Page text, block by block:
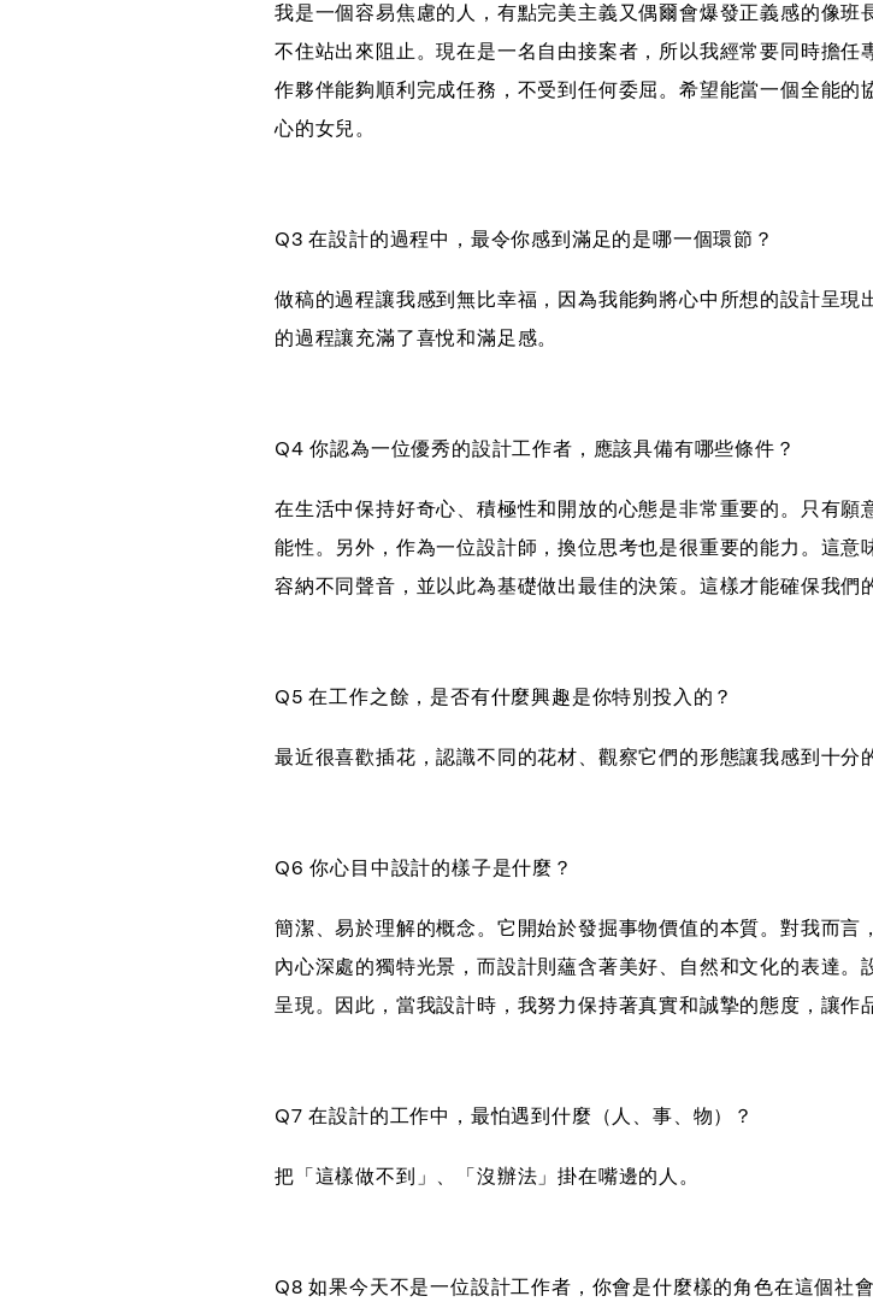
我是一個容易焦慮的人，有點完美主義又偶爾會爆發正義感的像
不住站出來阻止。現在是一名自由接案者，所以我經常要同時擔
作夥伴能夠順利完成任務，不受到任何委屈。希望能當一個全能
心的女兒。
Q3 在設計的過程中，最令你感到滿足的是哪一個環節？
做稿的過程讓我感到無比幸福，因為我能夠將心中所想的設計呈
的過程讓充滿了喜悅和滿足感。
Q4 你認為一位優秀的設計工作者，應該具備有哪些條件？
在生活中保持好奇心、積極性和開放的心態是非常重要的。只有
能性。另外，作為一位設計師，換位思考也是很重要的能力。這
容納不同聲音，並以此為基礎做出最佳的決策。這樣才能確保我們
Q5 在工作之餘，是否有什麼興趣是你特別投入的？
最近很喜歡插花，認識不同的花材、觀察它們的形態讓我感到十分
Q6 你心目中設計的樣子是什麼？
簡潔、易於理解的概念。它開始於發掘事物價值的本質。對我而
內心深處的獨特光景，而設計則蘊含著美好、自然和文化的表達
呈現。因此，當我設計時，我努力保持著真實和誠摯的態度，讓作
Q7 在設計的工作中，最怕遇到什麼（人、事、物）？
把「這樣做不到」、「沒辦法」掛在嘴邊的人。
Q8 如果今天不是一位設計工作者，你會是什麼樣的角色在這個社